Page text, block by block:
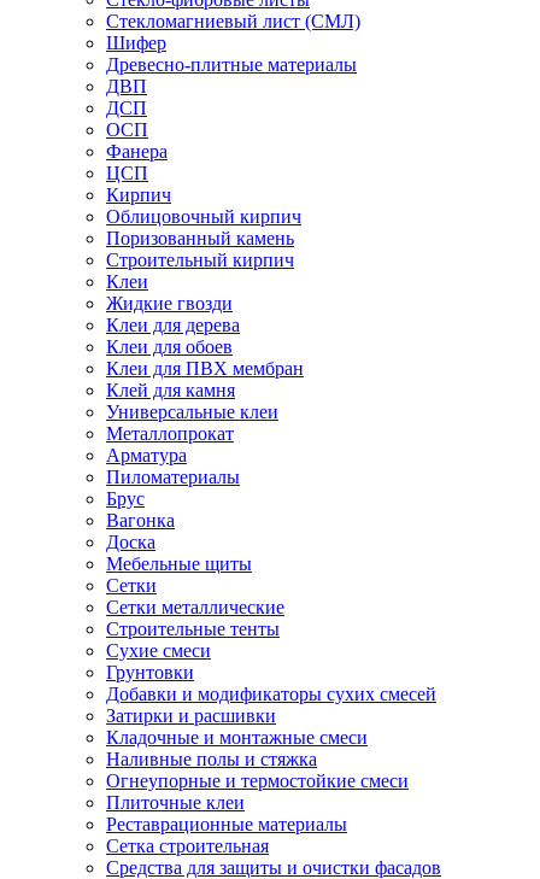
Стекломагниевый лист (СМЛ)
Шифер
Древесно-плитные материалы
ДВП
ДСП
ОСП
Фанера
ЦСП
Кирпич
Облицовочный кирпич
Поризованный камень
Строительный кирпич
Клеи
Жидкие гвозди
Клеи для дерева
Клеи для обоев
Клеи для ПВХ мембран
Клей для камня
Универсальные клеи
Металлопрокат
Арматура
Пиломатериалы
Брус
Вагонка
Доска
Мебельные щиты
Сетки
Сетки металлические
Строительные тенты
Сухие смеси
Грунтовки
Добавки и модификаторы сухих смесей
Затирки и расшивки
Кладочные и монтажные смеси
Наливные полы и стяжка
Огнеупорные и термостойкие смеси
Плиточные клеи
Реставрационные материалы
Сетка строительная
Средства для защиты и очистки фасадов